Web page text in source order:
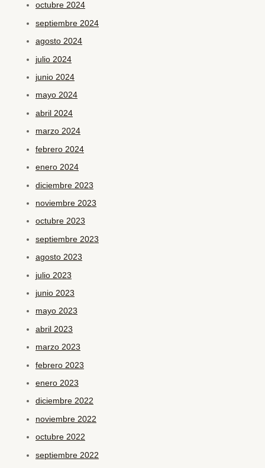
octubre 2024
septiembre 2024
agosto 2024
julio 2024
junio 2024
mayo 2024
abril 2024
marzo 2024
febrero 2024
enero 2024
diciembre 2023
noviembre 2023
octubre 2023
septiembre 2023
agosto 2023
julio 2023
junio 2023
mayo 2023
abril 2023
marzo 2023
febrero 2023
enero 2023
diciembre 2022
noviembre 2022
octubre 2022
septiembre 2022